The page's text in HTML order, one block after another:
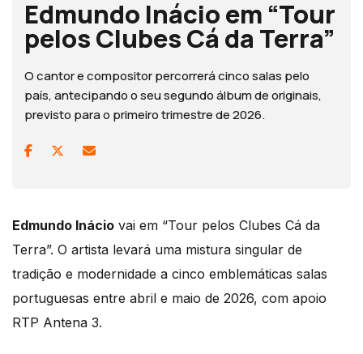
Edmundo Inácio em “Tour
pelos Clubes Cá da Terra”
O cantor e compositor percorrerá cinco salas pelo
país, antecipando o seu segundo álbum de originais,
previsto para o primeiro trimestre de 2026.
Edmundo Inácio vai em “Tour pelos Clubes Cá da
Terra”. O artista levará uma mistura singular de
tradição e modernidade a cinco emblemáticas salas
portuguesas entre abril e maio de 2026, com apoio
RTP Antena 3.